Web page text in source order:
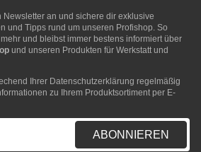
Newsletter an und sichere dir exklusive
und Tipps rund um unseren Profishop. So
und bleibst immer bestens informiert über
und unseren Produkten für Werkstatt und
Ihrer Datenschutzerklärung regelmäßig
zu Ihrem Produktsortiment per E-
ABONNIEREN